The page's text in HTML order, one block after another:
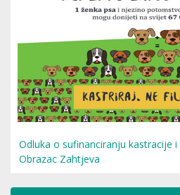
Odluka o sufinanciranju kastracije i
Obrazac Zahtjeva